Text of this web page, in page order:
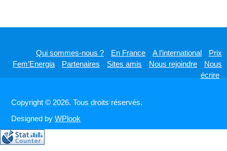
Qui sommes-nous ? En France A l’international
Prix
Fem’Energia
Partenaires Sites amis Nous rejoindre
Nous
écrire
Copyright © 2026. Tous droits réservés.
Designed byWPlook